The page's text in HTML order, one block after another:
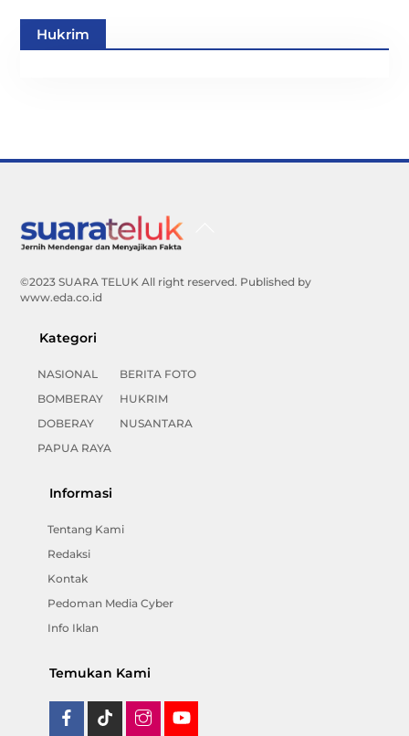
Hukrim
©2023 SUARA TELUK All right reserved. Published by
www.eda.co.id
Kategori
NASIONAL
BOMBERAY
DOBERAY
PAPUA RAYA
BERITA FOTO
HUKRIM
NUSANTARA
Informasi
Tentang Kami
Redaksi
Kontak
Pedoman Media Cyber
Info Iklan
Temukan Kami